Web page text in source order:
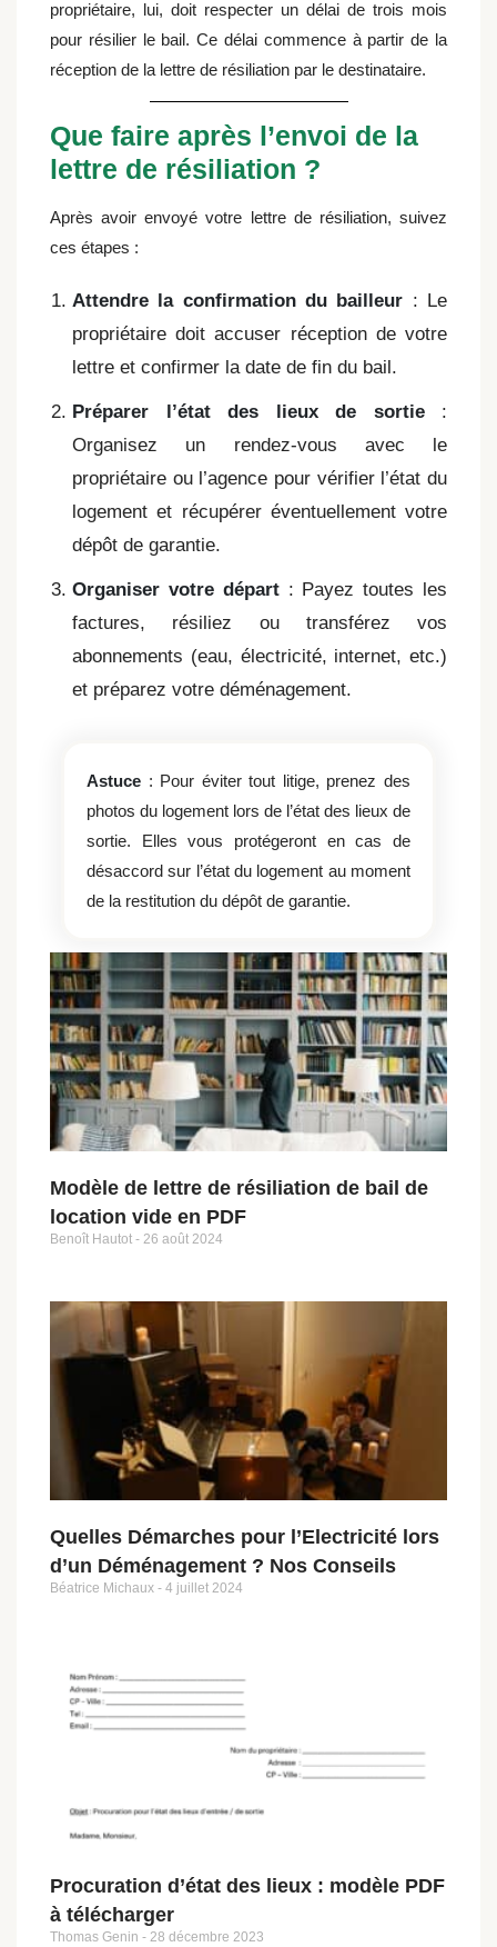
propriétaire, lui, doit respecter un délai de trois mois
pour résilier le bail. Ce délai commence à partir de la
réception de la lettre de résiliation par le destinataire.
Que faire après l’envoi de la
lettre de résiliation ?
Après avoir envoyé votre lettre de résiliation, suivez
ces étapes :
Attendre la confirmation du bailleur : Le
propriétaire doit accuser réception de votre
lettre et confirmer la date de fin du bail.
Préparer l’état des lieux de sortie:
Organisez un rendez-vous avec le
propriétaire ou l’agence pour vérifier l’état du
logement et récupérer éventuellement votre
dépôt de garantie.
Organiser votre départ: Payez toutes les
factures, résiliez ou transférez vos
abonnements (eau, électricité, internet, etc.)
et préparez votre déménagement.
Astuce : Pour éviter tout litige, prenez des
photos du logement lors de l’état des lieux de
sortie. Elles vous protégeront en cas de
désaccord sur l’état du logement au moment
de la restitution du dépôt de garantie.
Modèle de lettre de résiliation de bail de
location vide en PDF
Benoît Hautot 26 août 2024
Quelles Démarches pour l’Electricité lors
d’un Déménagement ? Nos Conseils
Béatrice Michaux 4 juillet 2024
Procuration d’état des lieux : modèle PDF
à télécharger
Thomas Genin 28 décembre 2023